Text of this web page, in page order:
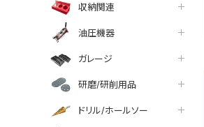
収納関連
油圧機器
ガレージ
研磨/研削用品
ドリル/ホールソー